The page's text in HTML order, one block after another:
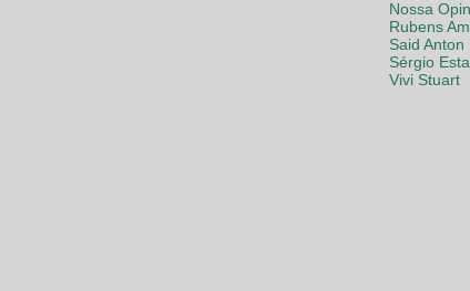
Nossa
Rubens
Said Anton
Sérgio
Vivi Stuart